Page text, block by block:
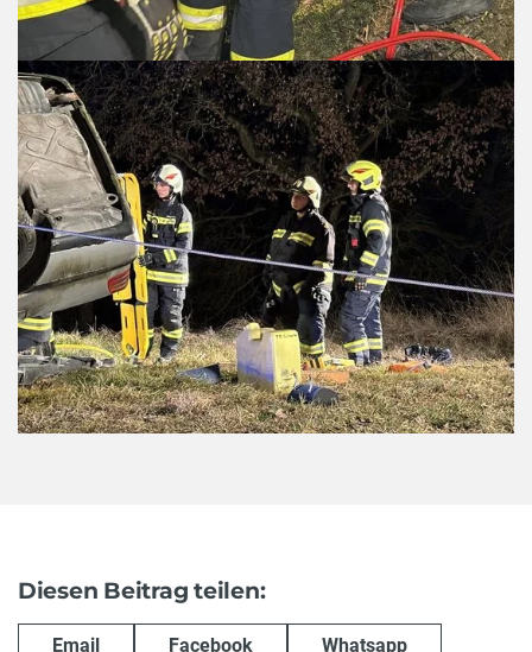
Diesen Beitrag teilen:
Email Facebook Whatsapp